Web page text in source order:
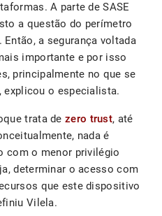
A parte de SASE
a questão do perímetro
a segurança voltada
importante e por isso
principalmente no que se
explicou o especialista.
trata de zero trust, até
nada é
com o menor privilégio
determinar o acesso com
que este dispositivo
Vilela.